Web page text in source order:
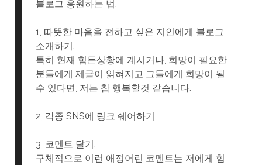
블로그 응원하는 법.
1, 따뜻한 마음을 전하고 싶은 지인에게 블로그
소개하기.
특히 현재 힘든상황에 계시거나, 희망이 필요한
분들에게 제글이 읽혀지고 그들에게 희망이 될
수 있다면, 저는 참 행복할것 같습니다.
2, 각종 SNS에 링크 쉐어하기
3, 코멘트 달기.
구체적으로 이런 애정어린 코멘트는 저에게 힘